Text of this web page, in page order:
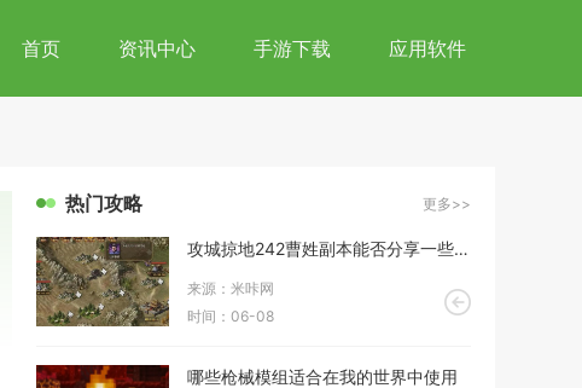
首页 资讯中心 手游下载 应用软件
热门攻略 更多>>
攻城掠地242曹姓副本能否分享一些过关心得
来源：米咔网
时间：06-08
哪些枪械模组适合在我的世界中使用